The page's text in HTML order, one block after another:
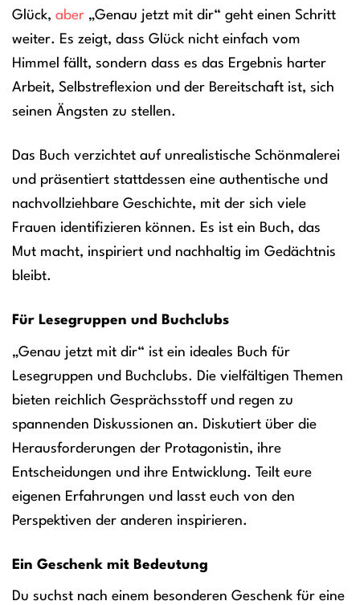
Glück, aber „Genau jetzt mit dir“ geht einen Schritt
weiter. Es zeigt, dass Glück nicht einfach vom
Himmel fällt, sondern dass es das Ergebnis harter
Arbeit, Selbstreflexion und der Bereitschaft ist, sich
seinen Ängsten zu stellen.
Das Buch verzichtet auf unrealistische Schönmalerei
und präsentiert stattdessen eine authentische und
nachvollziehbare Geschichte, mit der sich viele
Frauen identifizieren können. Es ist ein Buch, das
Mut macht, inspiriert und nachhaltig im Gedächtnis
bleibt.
Für Lesegruppen und Buchclubs
„Genau jetzt mit dir“ ist ein ideales Buch für
Lesegruppen und Buchclubs. Die vielfältigen Themen
bieten reichlich Gesprächsstoff und regen zu
spannenden Diskussionen an. Diskutiert über die
Herausforderungen der Protagonistin, ihre
Entscheidungen und ihre Entwicklung. Teilt eure
eigenen Erfahrungen und lasst euch von den
Perspektiven der anderen inspirieren.
Ein Geschenk mit Bedeutung
Du suchst nach einem besonderen Geschenk für eine